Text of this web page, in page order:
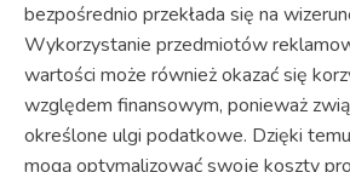
bezpośrednio przekłada się na
Wykorzystanie przedmiotów
wartości może również okazać się
względem finansowym, ponieważ
określone ulgi podatkowe. Dzięki
mogą optymalizować swoje koszty